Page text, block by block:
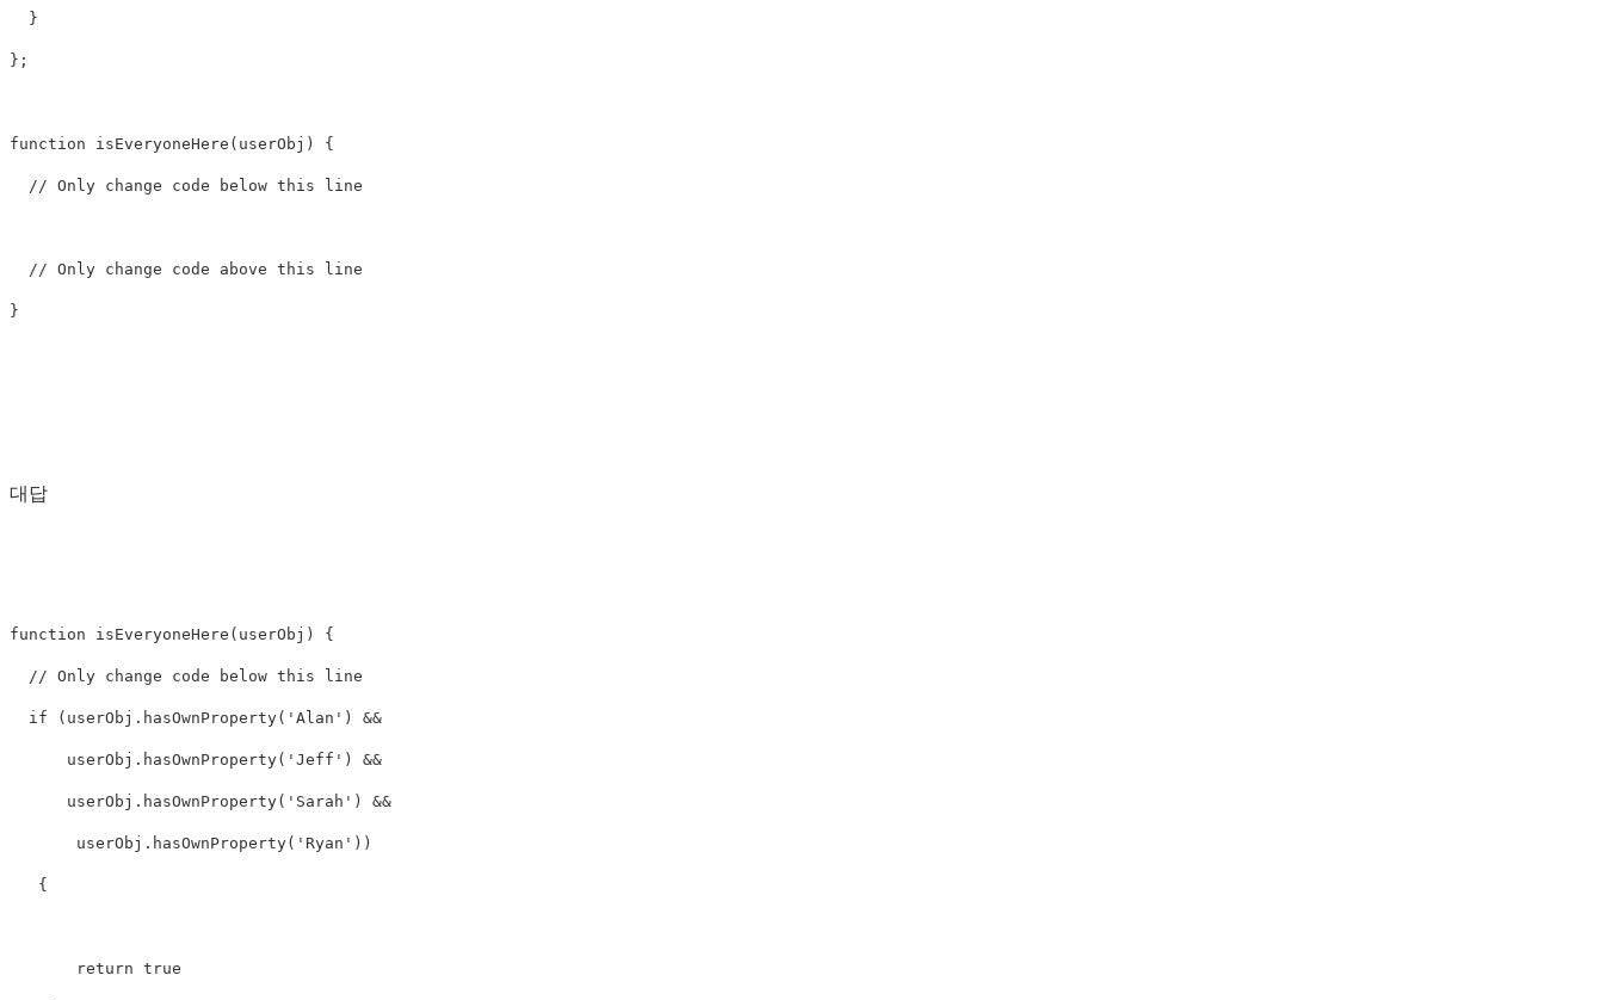
}
};
function isEveryoneHere ( userObj ) {
// Only change code below this line
// Only change code above this line
}
대답
function isEveryoneHere ( userObj ) {
// Only change code below this line
if ( userObj . hasOwnProperty( ' Alan ' ) &&
userObj . hasOwnProperty( ' Jeff ' ) &&
userObj . hasOwnProperty( ' Sarah ' ) &&
userObj . hasOwnProperty( ' Ryan ' ))
{
return true